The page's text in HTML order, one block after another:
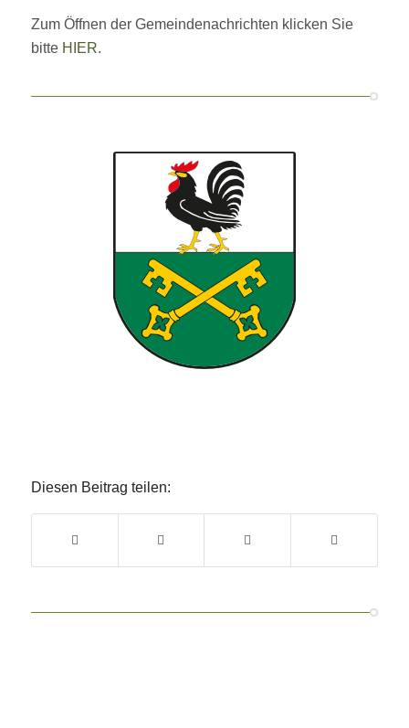
Zum Öffnen der Gemeindenachrichten klicken Sie
bitte HIER.
Diesen Beitrag teilen: